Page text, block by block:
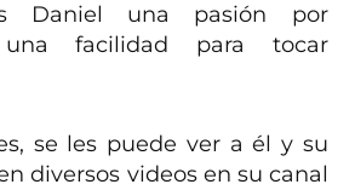
Daniel una pasión por
facilidad para tocar
se les puede ver a él y su
diversos videos en su canal